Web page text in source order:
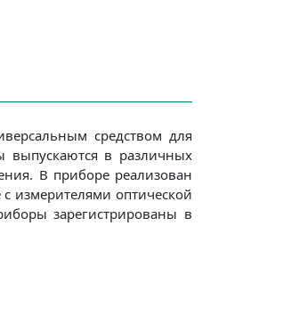
средством для
выпускаются в различных
В приборе реализован
измерителями оптической
зарегистрированы в